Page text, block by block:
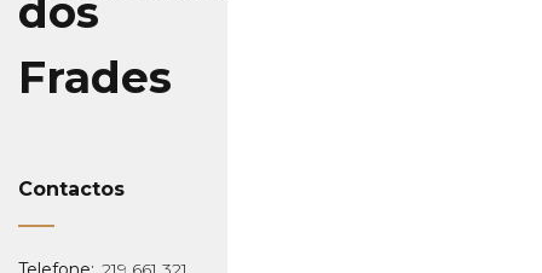
Contactos